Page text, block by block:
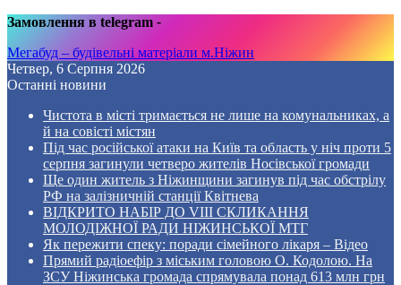
Замовлення в telegram -
Мегабуд – будівельні матеріали м.Ніжин
Четвер, 6 Серпня 2026
Останні новини
Чистота в місті тримається не лише на комунальниках, а
й на совісті містян
Під час російської атаки на Київ та область у ніч проти 5
серпня загинули четверо жителів Носівської громади
Ще один житель з Ніжинщини загинув під час обстрілу
РФ на залізничній станції Квітнева
ВІДКРИТО НАБІР ДО VIII СКЛИКАННЯ
МОЛОДІЖНОЇ РАДИ НІЖИНСЬКОЇ МТГ
Як пережити спеку: поради сімейного лікаря – Відео
Прямий радіоефір з міським головою О. Кодолою. На
ЗСУ Ніжинська громада спрямувала понад 613 млн грн